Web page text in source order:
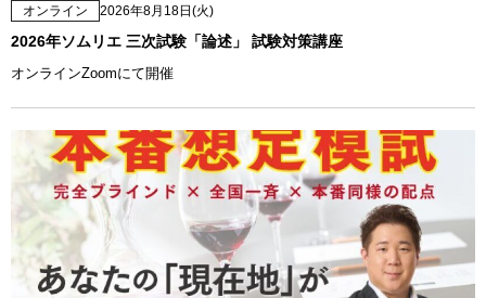
オンライン 2026年8月18日(火)
2026年ソムリエ 三次試験「論述」 試験対策講座
オンラインZoomにて開催